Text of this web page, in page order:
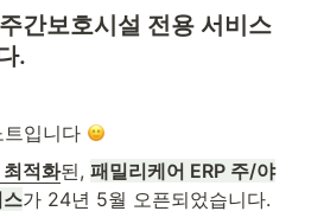
간보호시설 전용 서비스
.
입니다
적화된, 패밀리케어 ERP 주/야
가 24년 5월 오픈되었습니다.